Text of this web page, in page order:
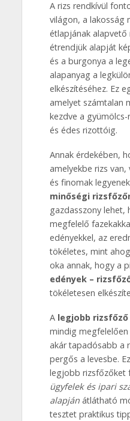
A rizs rendkívül
világon, a lakosság
étlapjának alapvető
étrendjük alapját
és a burgonya a
alapanyag a
elkészítéséhez. Ez
amelyet számtalan
kezdve a
és édes rizottóig.
Annak érdekében,
amelyekbe rizs
és finomak
minőségi
gazdasszony lehet,
megfelelő
edényekkel, az
tökéletes, mint
oka annak, hogy a
edények –
tökéletesen
A legjobb rizsfőző
mindig
akár tapadósabb a
pergős a levesbe.
legjobb rizsfőzőket
ügyfelek és ipari
alapjánátlátható
tesztet praktikus